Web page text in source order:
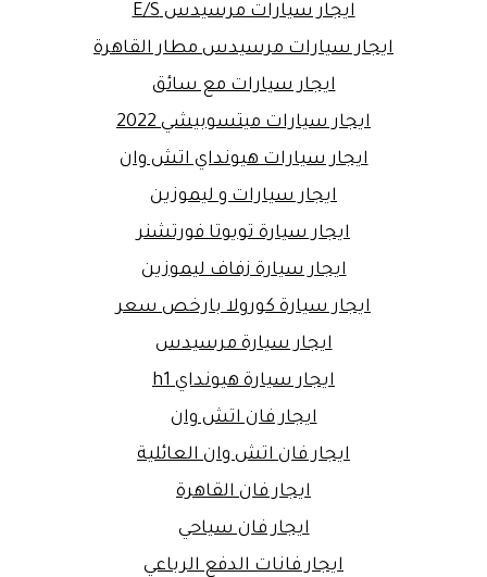
ايجار سيارات مرسيدس E/S
ايجار سيارات مرسيدس مطار القاهرة
ايجار سيارات مع سائق
ايجار سيارات ميتسوبيشي 2022
ايجار سيارات هيونداي اتش وان
ايجار سيارات و ليموزين
ايجار سيارة تويوتا فورتشنر
ايجار سيارة زفاف ليموزين
ايجار سيارة كورولا بارخص سعر
ايجار سيارة مرسيدس
ايجار سيارة هيونداي h1
ايجار فان اتش وان
ايجار فان اتش وان العائلية
ايجار فان القاهرة
ايجار فان سياحي
ايجار فانات الدفع الرباعي